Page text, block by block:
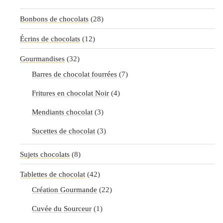
Bonbons de chocolats (28)
Écrins de chocolats (12)
Gourmandises (32)
Barres de chocolat fourrées (7)
Fritures en chocolat Noir (4)
Mendiants chocolat (3)
Sucettes de chocolat (3)
Sujets chocolats (8)
Tablettes de chocolat (42)
Création Gourmande (22)
Cuvée du Sourceur (1)